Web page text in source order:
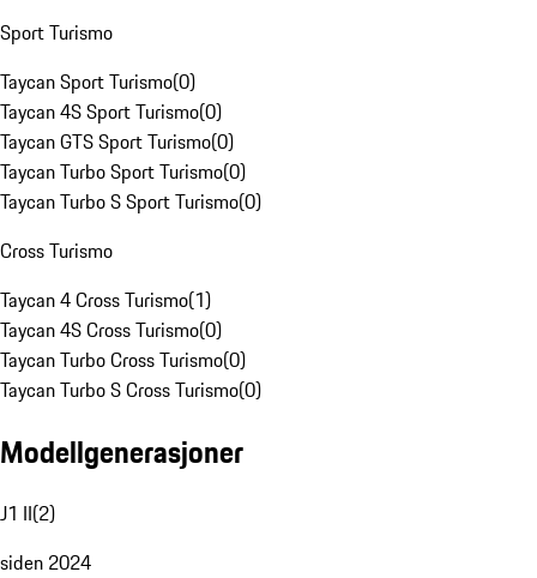
Sport Turismo
Taycan Sport Turismo(0)
Taycan 4S Sport Turismo(0)
Taycan GTS Sport Turismo(0)
Taycan Turbo Sport Turismo(0)
Taycan Turbo S Sport Turismo(0)
Cross Turismo
Taycan 4 Cross Turismo(1)
Taycan 4S Cross Turismo(0)
Taycan Turbo Cross Turismo(0)
Taycan Turbo S Cross Turismo(0)
Modellgenerasjoner
J1 II(2)
siden 2024